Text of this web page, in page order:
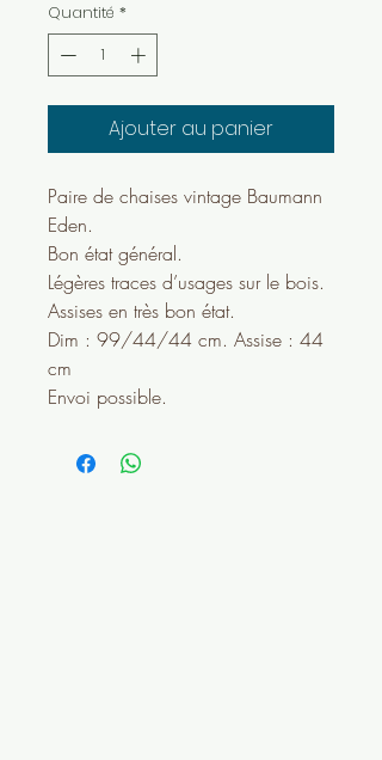
Quantité *
Ajouter au panier
Paire de chaises vintage Baumann
Eden.
Bon état général.
Légères traces d’usages sur le bois.
Assises en très bon état.
Dim : 99/44/44 cm. Assise : 44
cm
Envoi possible.